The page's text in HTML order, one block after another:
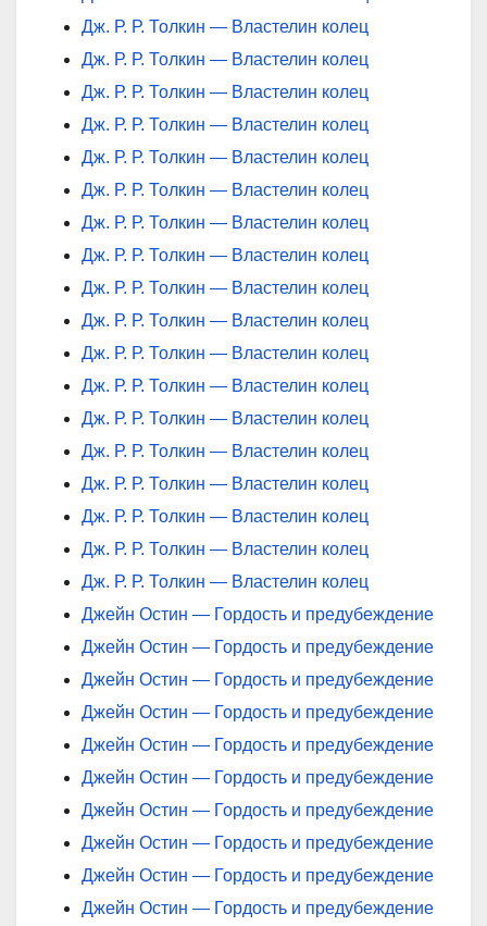
Дж. Р. Р. Толкин — Властелин колец
Дж. Р. Р. Толкин — Властелин колец
Дж. Р. Р. Толкин — Властелин колец
Дж. Р. Р. Толкин — Властелин колец
Дж. Р. Р. Толкин — Властелин колец
Дж. Р. Р. Толкин — Властелин колец
Дж. Р. Р. Толкин — Властелин колец
Дж. Р. Р. Толкин — Властелин колец
Дж. Р. Р. Толкин — Властелин колец
Дж. Р. Р. Толкин — Властелин колец
Дж. Р. Р. Толкин — Властелин колец
Дж. Р. Р. Толкин — Властелин колец
Дж. Р. Р. Толкин — Властелин колец
Дж. Р. Р. Толкин — Властелин колец
Дж. Р. Р. Толкин — Властелин колец
Дж. Р. Р. Толкин — Властелин колец
Дж. Р. Р. Толкин — Властелин колец
Дж. Р. Р. Толкин — Властелин колец
Джейн Остин — Гордость и предубеждение
Джейн Остин — Гордость и предубеждение
Джейн Остин — Гордость и предубеждение
Джейн Остин — Гордость и предубеждение
Джейн Остин — Гордость и предубеждение
Джейн Остин — Гордость и предубеждение
Джейн Остин — Гордость и предубеждение
Джейн Остин — Гордость и предубеждение
Джейн Остин — Гордость и предубеждение
Джейн Остин — Гордость и предубеждение